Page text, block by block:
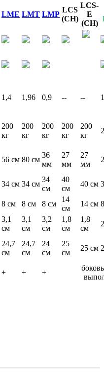
LME LMT LMP
LCS
(CH)
LCS-
E
(CH)
1,4 1,96 0,9 -- --
200
кг
200
кг
200
кг
200
кг
200
кг
56 см 80 см
36
мм
27
мм
27
мм
34 см 34 см
34
см
40
см
40 см
8 см 8 см 8 см
14
см
14 см
3,1
см
3,1
см
3,2
см
1,8
см
1,8
см
24,7
см
24,7
см
24
см
25
см
25 см
+ + +